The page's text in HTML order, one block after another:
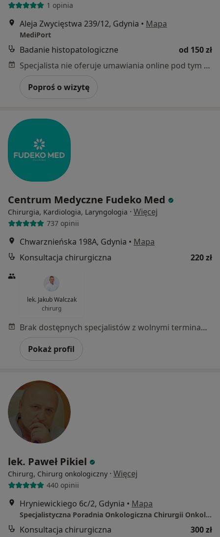
1 opinia
Aleja Zwycięstwa 239/12, Gdynia • Mapa
MediPort
Badanie histopatologiczne
od 150 zł
Specjalista nie oferuje umawiania online pod tym adresem.
Poproś o wizytę
Centrum Medyczne Fudeko Med
Chirurgia, Kardiologia, Laryngologia · Więcej
737 opinii
Chwarznieńska 198A, Gdynia • Mapa
Konsultacja chirurgiczna
220 zł
lek. Jakub Walczak
chirurg
Brak dostępnych specjalistów z wolnymi terminami w tym centrum medycznym.
Pokaż profil
lek. Paweł Pikiel
Chirurg, Chirurg onkologiczny · Więcej
440 opinii
Hryniewickiego 6c/2, Gdynia • Mapa
Specjalistyczna Poradnia Onkologiczna Chirurgii Onkologicznej i Ogólnej
Konsultacja chirurgiczna
300 zł